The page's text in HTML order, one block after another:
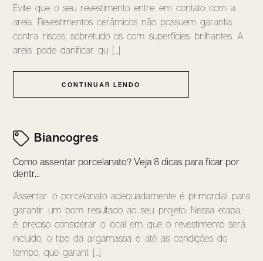
Evite que o seu revestimento entre em contato com a
areia. Revestimentos cerâmicos não possuem garantia
contra riscos, sobretudo os com superfícies brilhantes. A
areia pode danificar qu [...]
CONTINUAR LENDO
Biancogres
Como assentar porcelanato? Veja 8 dicas para ficar por
dentr...
Assentar o porcelanato adequadamente é primordial para
garantir um bom resultado ao seu projeto. Nessa etapa,
é preciso considerar o local em que o revestimento será
incluído, o tipo da argamassa e até as condições do
tempo, que garant [...]